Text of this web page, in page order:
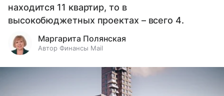
находится 11 квартир, то в
высокобюджетных проектах – всего 4.
Маргарита Полянская
Автор Финансы Mail